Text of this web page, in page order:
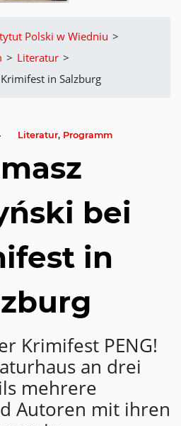
Polski w Wiedniu >
> Literatur >
in Salzburg
Literatur, Programm
bei
in
Krimifest PENG!
an drei
mehrere
Autoren mit ihren